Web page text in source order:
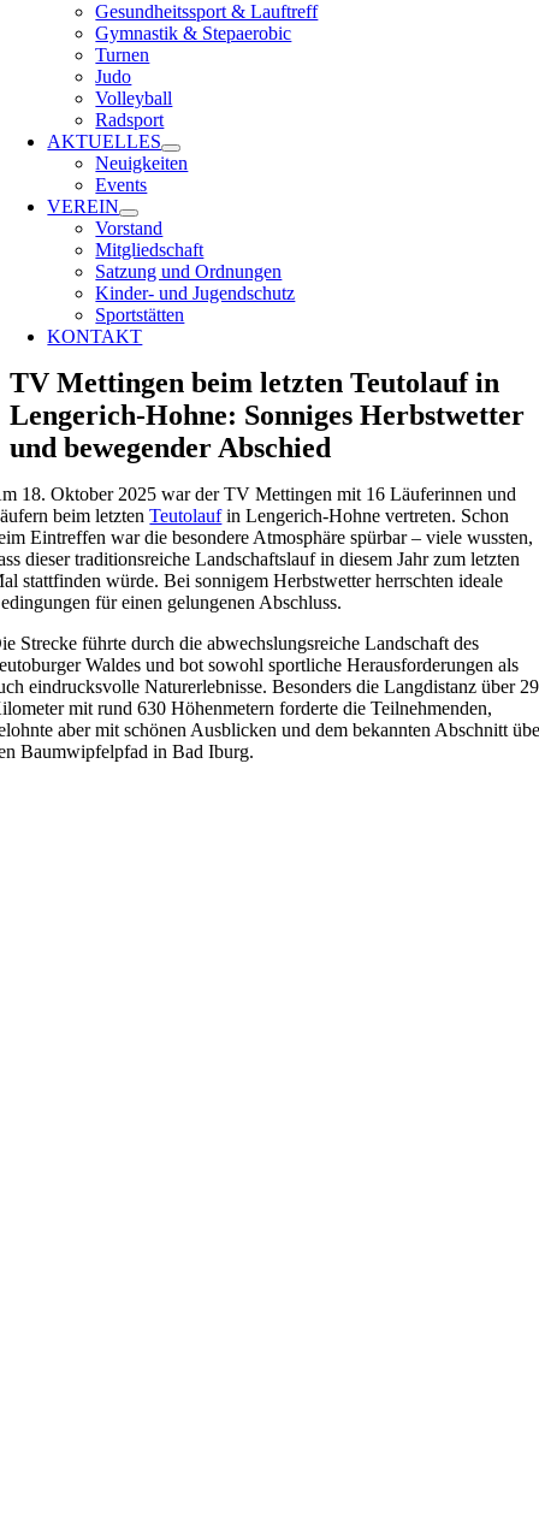
Gesundheitssport & Lauftreff
Gymnastik & Stepaerobic
Turnen
Judo
Volleyball
Radsport
AKTUELLES
Neuigkeiten
Events
VEREIN
Vorstand
Mitgliedschaft
Satzung und Ordnungen
Kinder- und Jugendschutz
Sportstätten
KONTAKT
TV Mettingen beim letzten Teutolauf in
Lengerich-Hohne: Sonniges Herbstwetter
und bewegender Abschied
18. Oktober 2025 war der TV Mettingen mit 16 Läuferinnen und
beim letztenTeutolaufin Lengerich-Hohne vertreten. Schon
Eintreffen war die besondere Atmosphäre spürbar – viele wussten,
dieser traditionsreiche Landschaftslauf in diesem Jahr zum letzten
stattfinden würde. Bei sonnigem Herbstwetter herrschten ideale
für einen gelungenen Abschluss.
Strecke führte durch die abwechslungsreiche Landschaft des
Waldes und bot sowohl sportliche Herausforderungen als
eindrucksvolle Naturerlebnisse. Besonders die Langdistanz über 29
mit rund 630 Höhenmetern forderte die Teilnehmenden,
aber mit schönen Ausblicken und dem bekannten Abschnitt
Baumwipfelpfad in Bad Iburg.